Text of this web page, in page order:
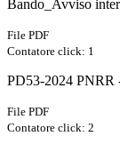
Bando_Avviso
File PDF
Contatore click: 1
PD53-2024 PNRR
File PDF
Contatore click: 2